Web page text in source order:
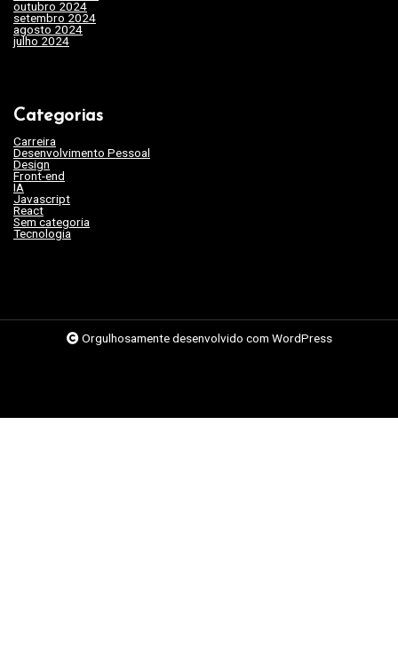
outubro 2024(19)
setembro 2024
agosto 2024(35)
julho 2024(35)
Categorias
Carreira
Desenvolvimento Pessoal
Design(3)
Front-end
IA(19)
Javascript
React(2)
Sem categoria
Tecnologia(62)
Orgulhosamente desenvolvido com WordPress